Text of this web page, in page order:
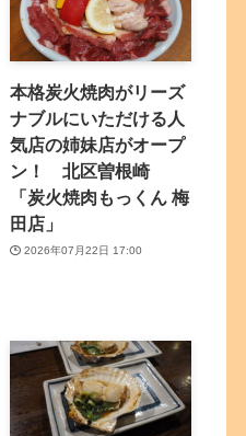
本格炭火焼肉がリーズ
ナブルにいただける人
気店の姉妹店がオープ
ン！ 北区曽根崎
「炭火焼肉もっくん 梅
田店」
2026年07月22日 17:00